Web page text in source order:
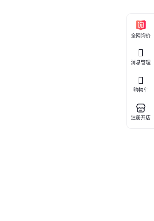
全网询价
消息管理
购物车
注册开店